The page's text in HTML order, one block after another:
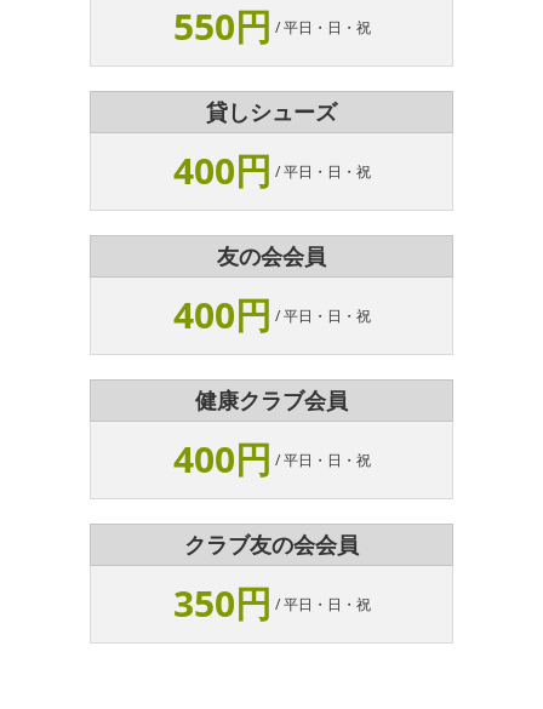
550円 / 平日・日・祝
貸しシューズ
400円 / 平日・日・祝
友の会会員
400円 / 平日・日・祝
健康クラブ会員
400円 / 平日・日・祝
クラブ友の会会員
350円 / 平日・日・祝